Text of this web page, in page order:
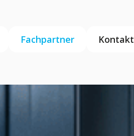
Fachpartner Kontakt